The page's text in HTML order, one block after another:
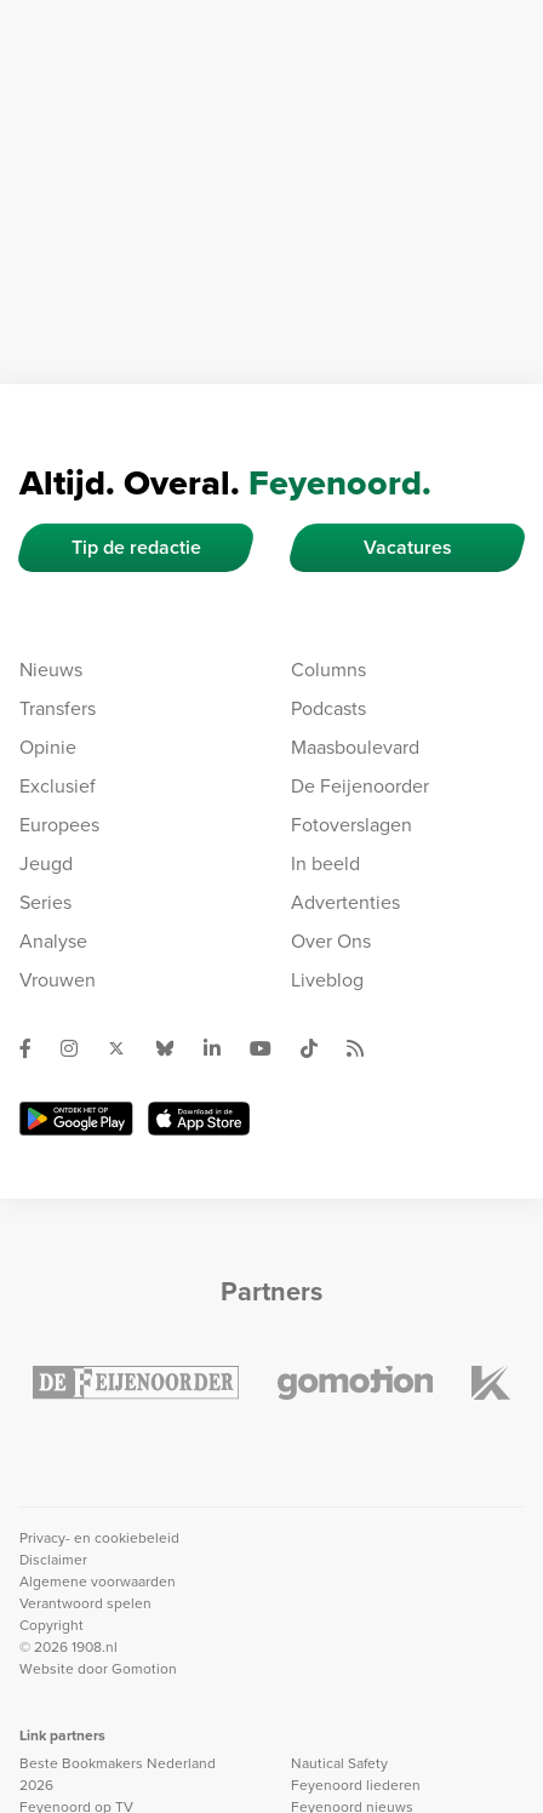
Altijd. Overal. Feyenoord.
Tip de redactie Vacatures
Nieuws
Transfers
Opinie
Exclusief
Europees
Jeugd
Series
Analyse
Vrouwen
Columns
Podcasts
Maasboulevard
De Feijenoorder
Fotoverslagen
In beeld
Advertenties
Over Ons
Liveblog
Partners
Privacy- en cookiebeleid
Disclaimer
Algemene voorwaarden
Verantwoord spelen
Copyright
© 2026 1908.nl
Website doorGomotion
Link partners
Beste Bookmakers Nederland
2026
Feyenoord op TV
Nautical Safety
Feyenoord liederen
Feyenoord nieuws